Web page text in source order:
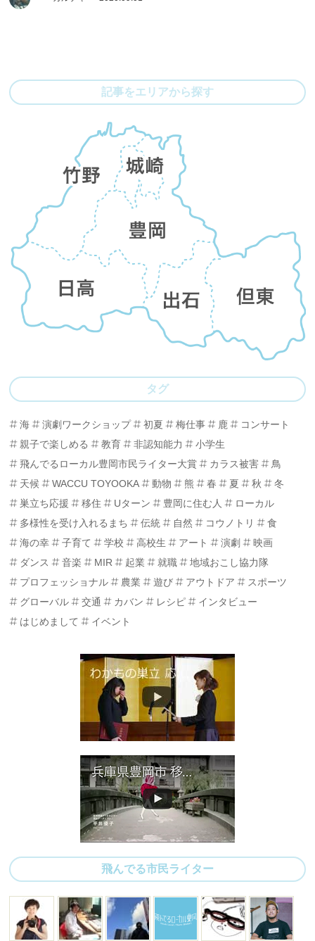
記事をエリアから探す
タグ
海 演劇ワークショップ 初夏 梅仕事 鹿
コンサート
親子で楽しめる
教育 非認知能力
小学生
飛んでるローカル豊岡市民ライター大賞
カラス被害
鳥
天候
WACCU TOYOOKA 動物 熊 春 夏 秋
冬
巣立ち応援
移住 Uターン 豊岡に住む人
ローカル
多様性を受け入れるまち
伝統 自然 コウノトリ
食
海の幸
子育て 学校 高校生 アート 演劇
映画
ダンス
音楽 MIR 起業 就職
地域おこし協力隊
プロフェッショナル
農業 遊び アウトドア
スポーツ
グローバル
交通 カバン レシピ
インタビュー
はじめまして
イベント
飛んでる市民ライター